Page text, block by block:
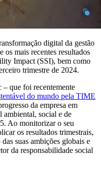
digital da gestão
os mais recentes resultados
Impact (SSI), bem como
trimestre de 2024.
que foi recentemente
do mundo pela TIME
da empresa em
ambiental, social e de
Ao monitorizar o seu
os resultados trimestrais,
suas ambições globais e
da responsabilidade social